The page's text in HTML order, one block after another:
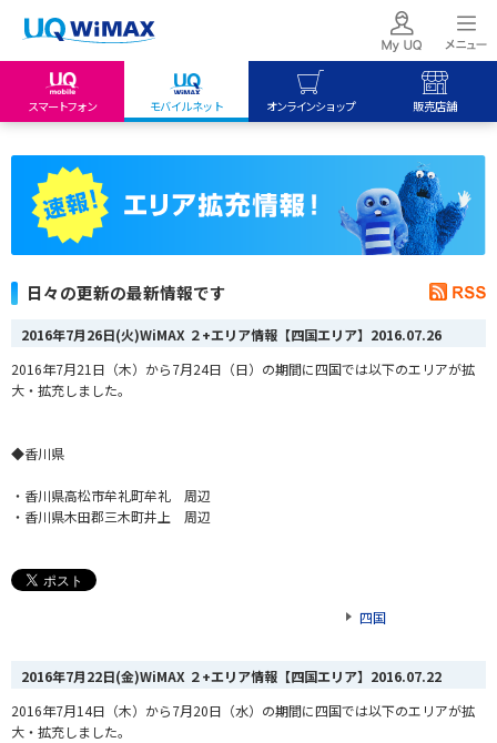
スマートフォン モバイルネット オンラインショップ 販売店舗
My UQ mobile
UQ mobile
UQ WiMAX
UQ WiMAX
日々の更新の最新情報です
2016年7月26日(火)WiMAX ２+エリア情報【四国エリア】 2016.07.26
2016年7月21日（木）から7月24日（日）の期間に四国では以下のエリアが拡
大・拡充しました。
◆香川県
・香川県高松市牟礼町牟礼 周辺
・香川県木田郡三木町井上 周辺
四国
2016年7月22日(金)WiMAX ２+エリア情報【四国エリア】 2016.07.22
2016年7月14日（木）から7月20日（水）の期間に四国では以下のエリアが拡
大・拡充しました。